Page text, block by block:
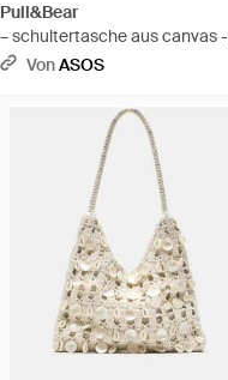
Pull&Bear
– schultertasche aus canvas -
Mettallic
VonASOS